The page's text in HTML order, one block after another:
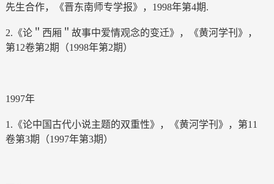
先生合作，《晋东南师专学报》，1998年第4期.
2.《论＂西厢＂故事中爱情观念的变迁》，《黄河学刊》，
第12卷第2期（1998年第2期）
1997年
1.《论中国古代小说主题的双重性》，《黄河学刊》，第11
卷第3期（1997年第3期）